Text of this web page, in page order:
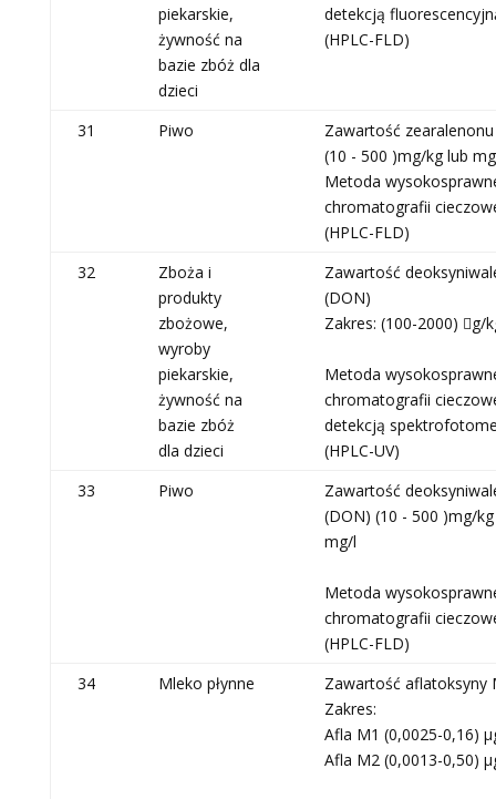
piekarskie,
żywność na
bazie zbóż dla
dzieci
detekcją
(HPLC-FLD)
31 Piwo
Zawartość
(10 - 500 )mg/kg lub
Metoda
chromatografii
(HPLC-FLD)
32
Zboża i
produkty
zbożowe,
wyroby
piekarskie,
żywność na
bazie zbóż
dla dzieci
Zawartość
(DON)
Zakres: (100-2000) g/
Metoda
chromatografii
detekcją
(HPLC-UV)
33
Piwo
Zawartość
(DON) (10 - 500 )mg/
mg/l
Metoda
chromatografii
(HPLC-FLD)
34
Mleko płynne
Zawartość aflatoksyny
Zakres:
Afla M1 (0,0025-0,16)
Afla M2 (0,0013-0,50)